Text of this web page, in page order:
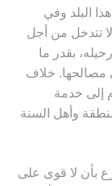
البلد وفي
تتدخل من أجل
بقدر ما
مصالحها. خلاف
إلى خدمة
وأهل السنة
بأن لا قوى على